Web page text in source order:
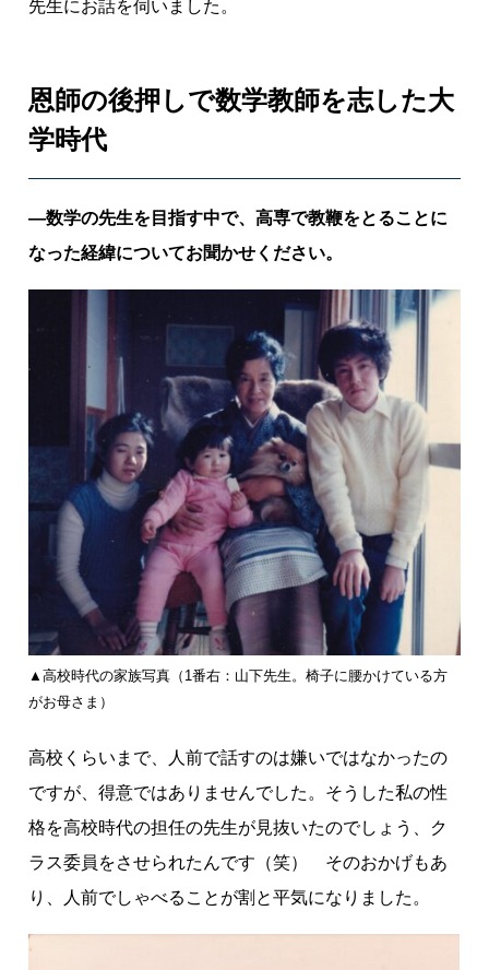
・
を
通
、
地
献
る
山
先
の
魅
力
迫
る
先生にお話を伺いました。
恩師の後押しで数学教師を志した大
学時代
―数学の先生を目指す中で、高専で教鞭をとることに
なった経緯についてお聞かせください。
▲高校時代の家族写真（1番右：山下先生。椅子に腰かけている方
がお母さま）
高校くらいまで、人前で話すのは嫌いではなかったの
ですが、得意ではありませんでした。そうした私の性
格を高校時代の担任の先生が見抜いたのでしょう、ク
ラス委員をさせられたんです（笑） そのおかげもあ
り、人前でしゃべることが割と平気になりました。